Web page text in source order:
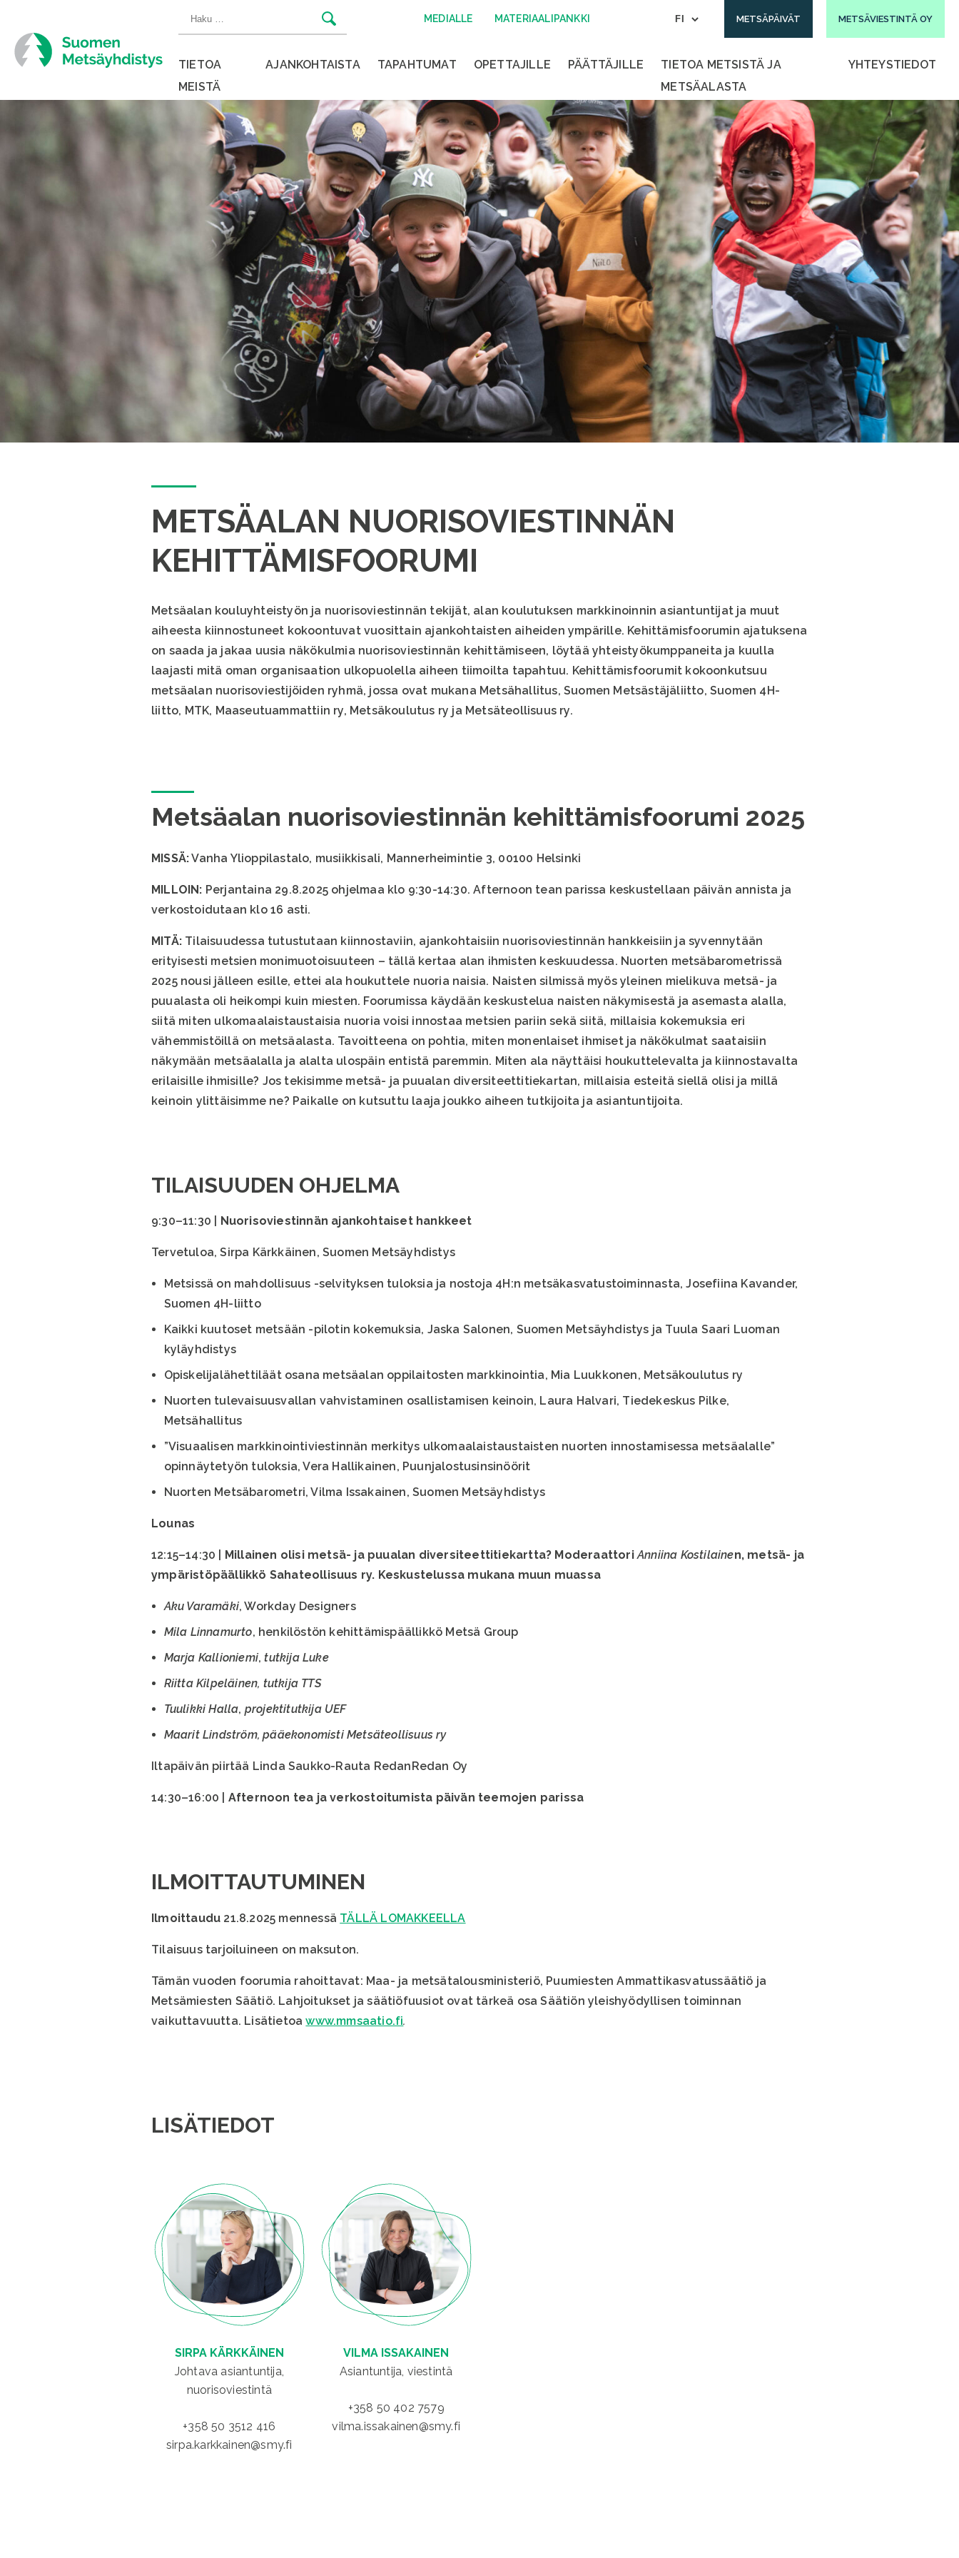
sisältöön
Haku: MEDIALLE MATERIAALIPANKKI METSÄPÄIVÄT METSÄVIESTINTÄ OY
TIETOA
MEISTÄ
AJANKOHTAISTA TAPAHTUMAT OPETTAJILLE PÄÄTTÄJILLE
TIETOA METSISTÄ JA
METSÄALASTA
YHTEYSTIEDOT
Sulje
METSÄALAN NUORISOVIESTINNÄN
KEHITTÄMISFOORUMI
Metsäalan kouluyhteistyön ja nuorisoviestinnän tekijät, alan koulutuksen markkinoinnin asiantuntijat ja muut
aiheesta kiinnostuneet kokoontuvat vuosittain ajankohtaisten aiheiden ympärille. Kehittämisfoorumin ajatuksena
on saada ja jakaa uusia näkökulmia nuorisoviestinnän kehittämiseen, löytää yhteistyökumppaneita ja kuulla
laajasti mitä oman organisaation ulkopuolella aiheen tiimoilta tapahtuu. Kehittämisfoorumit kokoonkutsuu
metsäalan nuorisoviestijöiden ryhmä, jossa ovat mukana Metsähallitus, Suomen Metsästäjäliitto, Suomen 4H-
liitto, MTK, Maaseutuammattiin ry, Metsäkoulutus ry ja Metsäteollisuus ry.
Metsäalan nuorisoviestinnän kehittämisfoorumi 2025
MISSÄ:Vanha Ylioppilastalo, musiikkisali, Mannerheimintie 3, 00100 Helsinki
MILLOIN: Perjantaina 29.8.2025 ohjelmaa klo 9:30-14:30. Afternoon tean parissa keskustellaan päivän annista ja
verkostoidutaan klo 16 asti.
MITÄ: Tilaisuudessa tutustutaan kiinnostaviin, ajankohtaisiin nuorisoviestinnän hankkeisiin ja syvennytään
erityisesti metsien monimuotoisuuteen – tällä kertaa alan ihmisten keskuudessa. Nuorten metsäbarometrissä
2025 nousi jälleen esille, ettei ala houkuttele nuoria naisia. Naisten silmissä myös yleinen mielikuva metsä- ja
puualasta oli heikompi kuin miesten. Foorumissa käydään keskustelua naisten näkymisestä ja asemasta alalla,
siitä miten ulkomaalaistaustaisia nuoria voisi innostaa metsien pariin sekä siitä, millaisia kokemuksia eri
vähemmistöillä on metsäalasta. Tavoitteena on pohtia, miten monenlaiset ihmiset ja näkökulmat saataisiin
näkymään metsäalalla ja alalta ulospäin entistä paremmin. Miten ala näyttäisi houkuttelevalta ja kiinnostavalta
erilaisille ihmisille? Jos tekisimme metsä- ja puualan diversiteettitiekartan, millaisia esteitä siellä olisi ja millä
keinoin ylittäisimme ne? Paikalle on kutsuttu laaja joukko aiheen tutkijoita ja asiantuntijoita.
TILAISUUDEN OHJELMA
9:30–11:30 | Nuorisoviestinnän ajankohtaiset hankkeet
Tervetuloa, Sirpa Kärkkäinen, Suomen Metsäyhdistys
Metsissä on mahdollisuus -selvityksen tuloksia ja nostoja 4H:n metsäkasvatustoiminnasta, Josefiina Kavander,
Suomen 4H-liitto
Kaikki kuutoset metsään -pilotin kokemuksia, Jaska Salonen, Suomen Metsäyhdistys ja Tuula Saari Luoman
kyläyhdistys
Opiskelijalähettiläät osana metsäalan oppilaitosten markkinointia, Mia Luukkonen, Metsäkoulutus ry
Nuorten tulevaisuusvallan vahvistaminen osallistamisen keinoin, Laura Halvari, Tiedekeskus Pilke,
Metsähallitus
”Visuaalisen markkinointiviestinnän merkitys ulkomaalaistaustaisten nuorten innostamisessa metsäalalle”
opinnäytetyön tuloksia, Vera Hallikainen, Puunjalostusinsinöörit
Nuorten Metsäbarometri, Vilma Issakainen, Suomen Metsäyhdistys
Lounas
12:15–14:30 | Millainen olisi metsä- ja puualan diversiteettitiekartta? ModeraattoriAnniina Kostilainen, metsä- ja
ympäristöpäällikkö Sahateollisuus ry. Keskustelussa mukana muun muassa
Aku Varamäki, Workday Designers
Mila Linnamurto, henkilöstön kehittämispäällikkö Metsä Group
Marja Kallioniemi,tutkija Luke
Riitta Kilpeläinen, tutkija TTS
Tuulikki Halla, projektitutkija UEF
Maarit Lindström, pääekonomisti Metsäteollisuus ry
Iltapäivän piirtää Linda Saukko-Rauta RedanRedan Oy
14:30–16:00 | Afternoon tea ja verkostoitumista päivän teemojen parissa
ILMOITTAUTUMINEN
Ilmoittaudu 21.8.2025 mennessä TÄLLÄ LOMAKKEELLA
Tilaisuus tarjoiluineen on maksuton.
Tämän vuoden foorumia rahoittavat: Maa- ja metsätalousministeriö, Puumiesten Ammattikasvatussäätiö ja
Metsämiesten Säätiö. Lahjoitukset ja säätiöfuusiot ovat tärkeä osa Säätiön yleishyödyllisen toiminnan
vaikuttavuutta. Lisätietoawww.mmsaatio.fi.
LISÄTIEDOT
SIRPA KÄRKKÄINEN
Johtava asiantuntija,
nuorisoviestintä
+358 50 3512 416
sirpa.karkkainen@smy.fi
VILMA ISSAKAINEN
Asiantuntija, viestintä
+358 50 402 7579
vilma.issakainen@smy.fi